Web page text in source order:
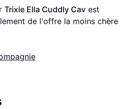
Trixie Ella Cuddly Cav
de l'offre la moins chère